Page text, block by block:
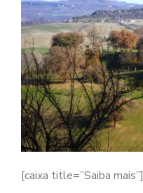
[caixa title=”Saiba mais”]